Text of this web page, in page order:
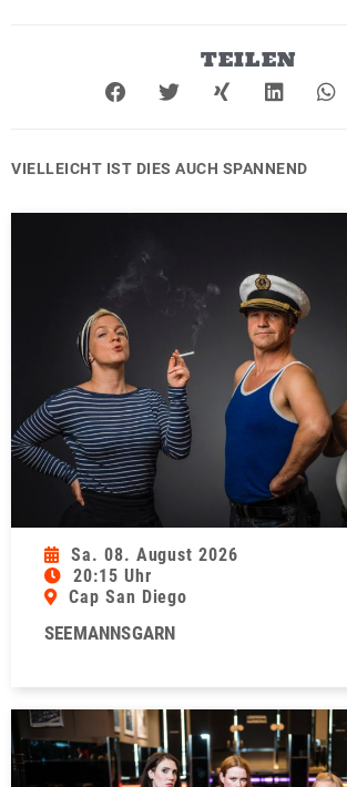
TEILEN
VIELLEICHT IST DIES AUCH SPANNEND
Sa. 08. August 2026
20:15 Uhr
Cap San Diego
SEEMANNSGARN